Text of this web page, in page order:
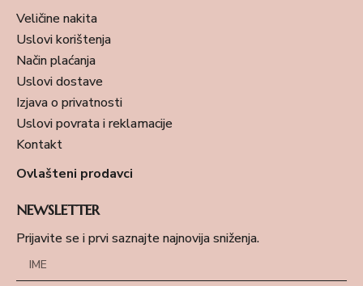
Veličine nakita
Uslovi korištenja
Način plaćanja
Uslovi dostave
Izjava o privatnosti
Uslovi povrata i reklamacije
Kontakt
Ovlašteni prodavci
NEWSLETTER
Prijavite se i prvi saznajte najnovija sniženja.